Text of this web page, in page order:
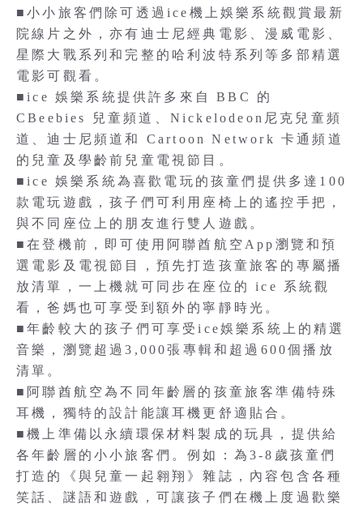
■小小旅客們除可透過ice機上娛樂系統觀賞最新
院線片之外，亦有迪士尼經典電影、漫威電影、
星際大戰系列和完整的哈利波特系列等多部精選
電影可觀看。
■ice 娛樂系統提供許多來自 BBC 的
CBeebies 兒童頻道、Nickelodeon尼克兒童頻
道、迪士尼頻道和 Cartoon Network 卡通頻道
的兒童及學齡前兒童電視節目。
■ice 娛樂系統為喜歡電玩的孩童們提供多達100
款電玩遊戲，孩子們可利用座椅上的遙控手把，
與不同座位上的朋友進行雙人遊戲。
■在登機前，即可使用阿聯酋航空App瀏覽和預
選電影及電視節目，預先打造孩童旅客的專屬播
放清單，一上機就可同步在座位的 ice 系統觀
看，爸媽也可享受到額外的寧靜時光。
■年齡較大的孩子們可享受ice娛樂系統上的精選
音樂，瀏覽超過3,000張專輯和超過600個播放
清單。
■阿聯酋航空為不同年齡層的孩童旅客準備特殊
耳機，獨特的設計能讓耳機更舒適貼合。
■機上準備以永續環保材料製成的玩具，提供給
各年齡層的小小旅客們。例如：為3-8歲孩童們
打造的《與兒童一起翱翔》雜誌，內容包含各種
笑話、謎語和遊戲，可讓孩子們在機上度過歡樂